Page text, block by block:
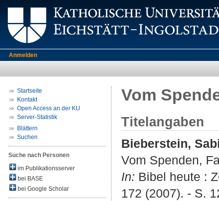
Anmelden
Startseite
Kontakt
Open Access an der KU
Server-Statistik
Blättern
Suchen
Suche nach Personen
im Publikationsserver
bei BASE
bei Google Scholar
Vom
Titelangaben
Bieberstein,
Vom Spenden,
In: Bibel heute :
172 (2007). - S.